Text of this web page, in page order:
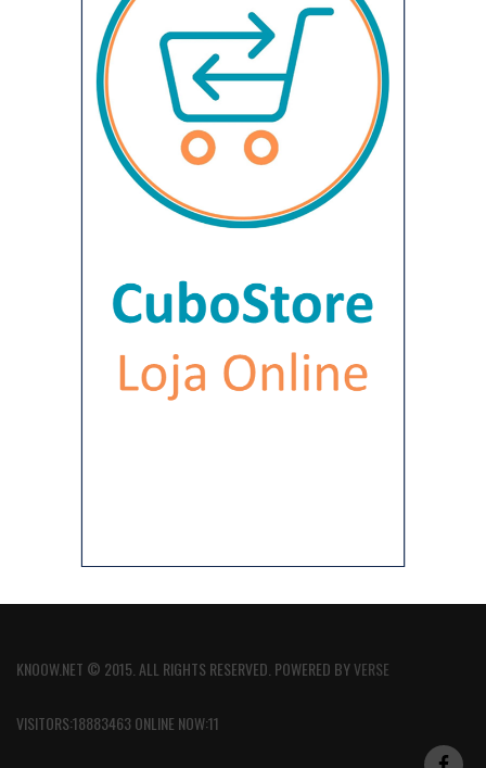
KNOOW.NET © 2015. ALL RIGHTS RESERVED. POWERED BYVERSE
VISITORS:18883463 ONLINE NOW:11